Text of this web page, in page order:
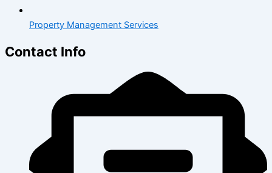
Property Management Services
Contact Info